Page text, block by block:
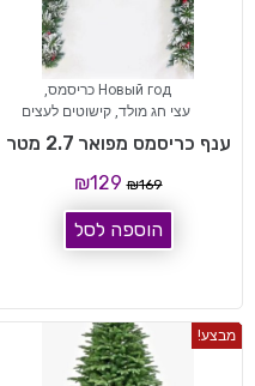
Новый год כריסמס
,
עצי חג מולד, קישוטים לעצים
ענף כריסמס מפואר 2.7 מטר
₪169
₪129
הוספה לסל
מבצע!